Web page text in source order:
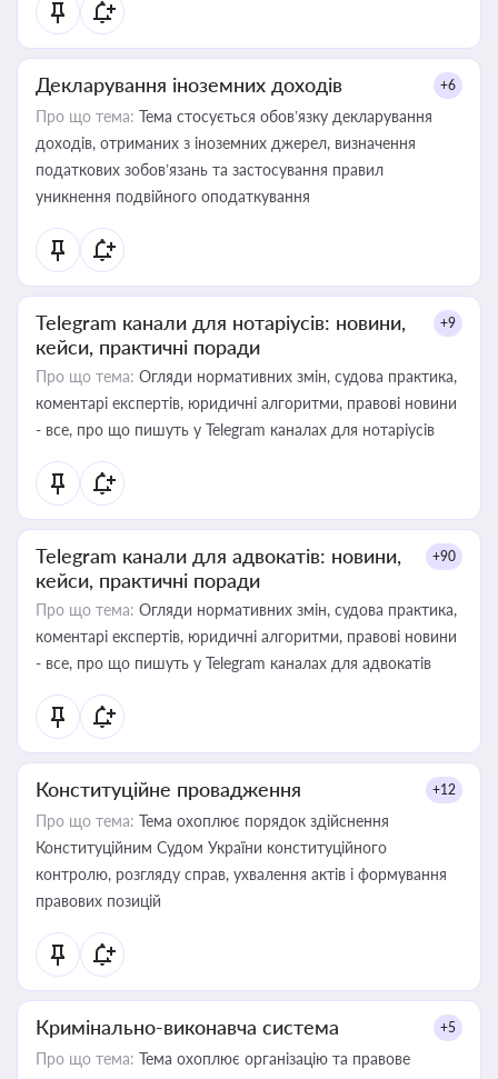
Декларування іноземних доходів +6
Про що тема: Тема стосується обов’язку декларування
доходів, отриманих з іноземних джерел, визначення
податкових зобов’язань та застосування правил
уникнення подвійного оподаткування
Telegram канали для нотаріусів: новини,
кейси, практичні поради
+9
Про що тема: Огляди нормативних змін, судова практика,
коментарі експертів, юридичні алгоритми, правові новини
- все, про що пишуть у Telegram каналах для нотаріусів
Telegram канали для адвокатів: новини,
кейси, практичні поради
+90
Про що тема: Огляди нормативних змін, судова практика,
коментарі експертів, юридичні алгоритми, правові новини
- все, про що пишуть у Telegram каналах для адвокатів
Конституційне провадження +12
Про що тема: Тема охоплює порядок здійснення
Конституційним Судом України конституційного
контролю, розгляду справ, ухвалення актів і формування
правових позицій
Кримінально-виконавча система +5
Про що тема: Тема охоплює організацію та правове